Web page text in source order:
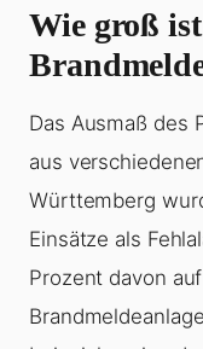
Wie groß
Das Ausmaß des
aus
Württemberg
Einsätze als
Prozent davon